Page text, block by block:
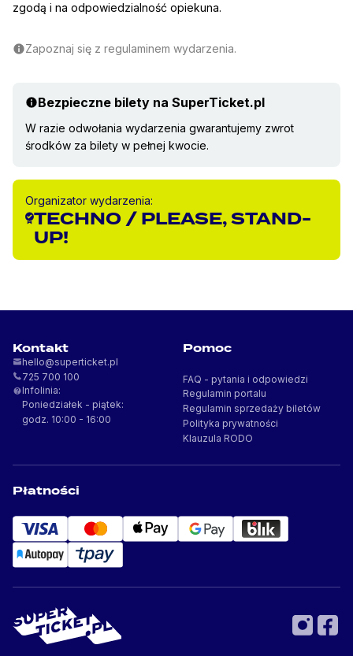
zgodą i na odpowiedzialność opiekuna.
Zapoznaj się z regulaminem wydarzenia.
Bezpieczne bilety na SuperTicket.pl
W razie odwołania wydarzenia gwarantujemy zwrot
środków za bilety w pełnej kwocie.
Organizator wydarzenia:
TECHNO / PLEASE, STAND-
UP!
Kontakt
Infolinia:
Poniedziałek - piątek:
godz. 10:00 - 16:00
Pomoc
FAQ - pytania i odpowiedzi
Regulamin portalu
Regulamin sprzedaży biletów
Polityka prywatności
Klauzula RODO
Płatności